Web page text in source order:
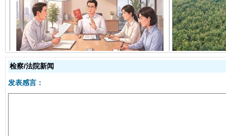
揭开“小金库”的免责幌子
检察/法院新闻
发表感言：